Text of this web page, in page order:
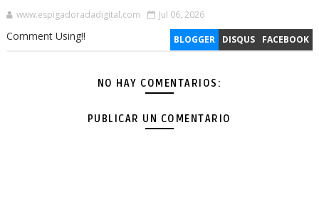
www.espigadoradadigital.com Jul 06, 2026
BLOGGER DISQUS FACEBOOK
Comment Using!!
NO HAY COMENTARIOS:
PUBLICAR UN COMENTARIO